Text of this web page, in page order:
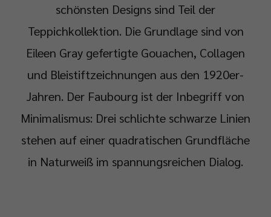
schönsten Designs sind Teil der
Teppichkollektion. Die Grundlage sind von
Eileen Gray gefertigte Gouachen, Collagen
und Bleistiftzeichnungen aus den 1920er-
Jahren. Der Faubourg ist der Inbegriff von
Minimalismus: Drei schlichte schwarze Linien
stehen auf einer quadratischen Grundfläche
in Naturweiß im spannungsreichen Dialog.